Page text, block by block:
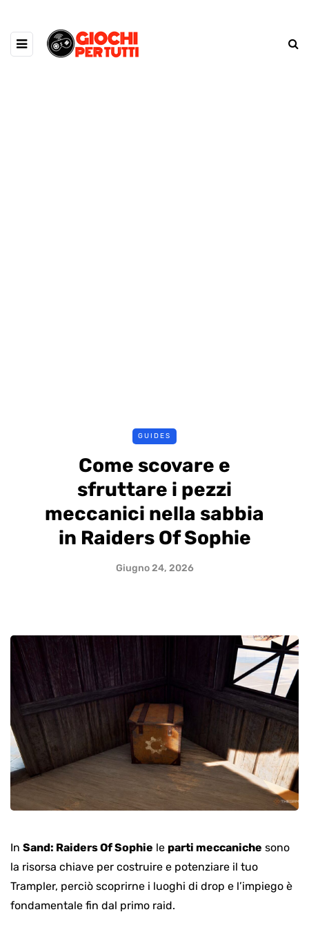
GUIDES
Come scovare e
sfruttare i pezzi
meccanici nella sabbia
in Raiders Of Sophie
Giugno 24, 2026
In Sand: Raiders Of Sophie le parti meccaniche sono
la risorsa chiave per costruire e potenziare il tuo
Trampler, perciò scoprirne i luoghi di drop e l’impiego è
fondamentale fin dal primo raid.